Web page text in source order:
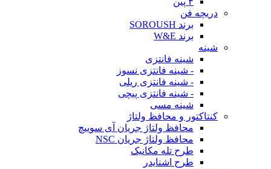
دریچه فن
برند SOROUSH
برند W&E
شینه
شینه فانتزی
- شینه فانتزی نسوز
- شینه فانتزی ریلی
- شینه فانتزی پیچی
شینه مسی
کنتاکتور و محافظ ولتاژ
محافظ ولتاژ جریان آی سوییچ
محافظ ولتاژ جریان NSC
طرح تله مکانیک
طرح اشنایدر